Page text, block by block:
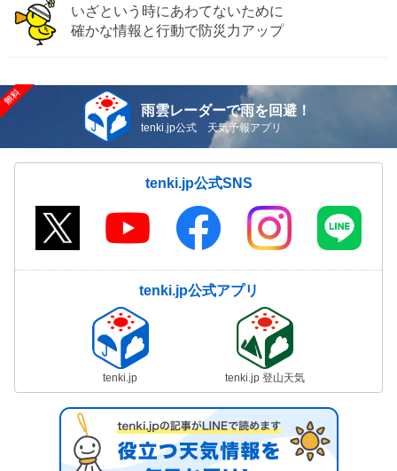
いざという時にあわてないために
確かな情報と行動で防災力アップ
雨雲レーダーで雨を回避！
tenki.jp公式 天気予報アプリ
tenki.jp公式SNS
tenki.jp公式アプリ
tenki.jp tenki.jp 登山天気